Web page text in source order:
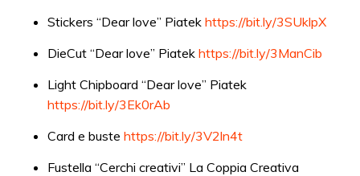
Stickers “Dear love” Piatekhttps://bit.ly/3SUklpX
DieCut “Dear love” Piatekhttps://bit.ly/3ManCib
Light Chipboard “Dear love” Piatek
https://bit.ly/3Ek0rAb
Card e bustehttps://bit.ly/3V2ln4t
Fustella “Cerchi creativi” La Coppia Creativa